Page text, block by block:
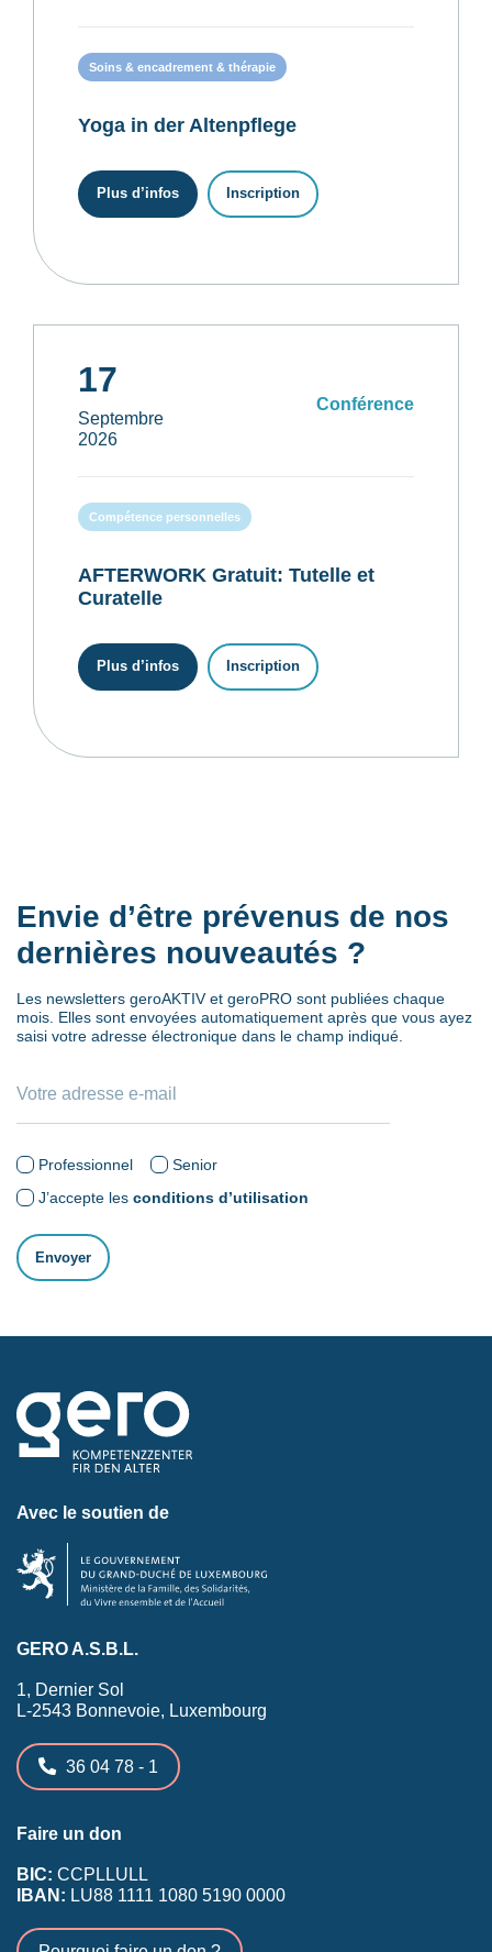
Soins & encadrement & thérapie
Yoga in der Altenpflege
Plus d’infos Inscription
17
Septembre
2026
Conférence
Compétence personnelles
AFTERWORK Gratuit: Tutelle et
Curatelle
Plus d’infos Inscription
Envie d’être prévenus de nos
dernières nouveautés ?
Les newsletters geroAKTIV et geroPRO sont publiées chaque
mois. Elles sont envoyées automatiquement après que vous ayez
saisi votre adresse électronique dans le champ indiqué.
Professionnel
Senior
J’accepte les conditions d’utilisation
Avec le soutien de
GERO A.S.B.L.
1, Dernier Sol
L-2543 Bonnevoie, Luxembourg
36 04 78 - 1
Faire un don
BIC: CCPLLULL
IBAN: LU88 1111 1080 5190 0000